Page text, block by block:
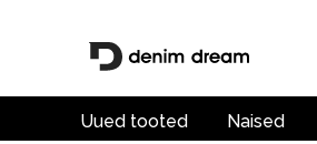
Uued tooted Naised